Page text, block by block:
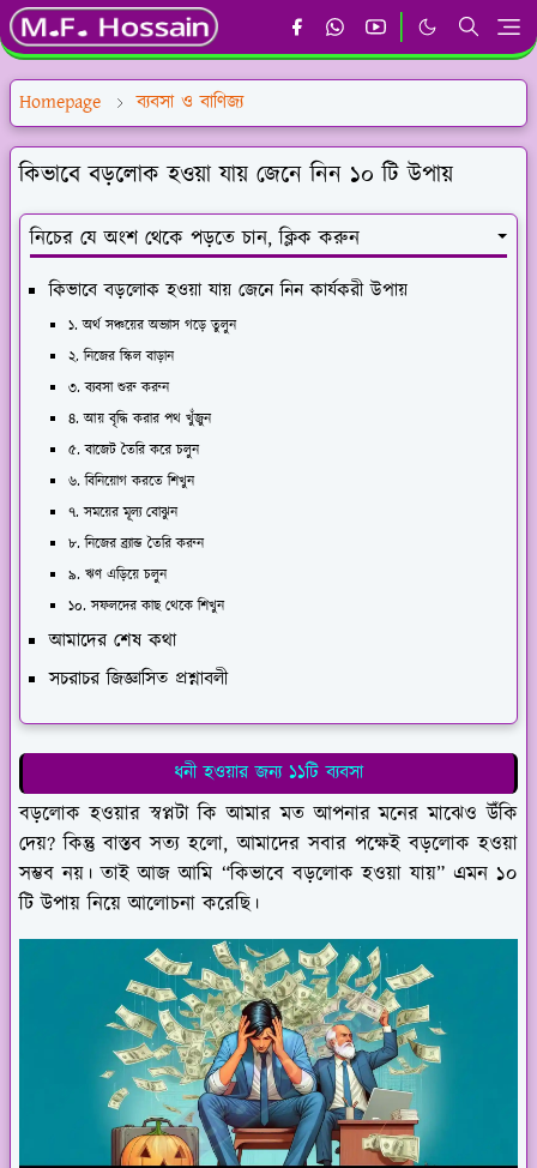
Homepage ব্যবসা ও বাণিজ্য
কিভাবে বড়লোক হওয়া যায় জেনে নিন ১০ টি উপায়
নিচের যে অংশ থেকে পড়তে চান, ক্লিক করুন
কিভাবে বড়লোক হওয়া যায় জেনে নিন কার্যকরী উপায়
১. অর্থ সঞ্চয়ের অভ্যাস গড়ে তুলুন
২. নিজের স্কিল বাড়ান
৩. ব্যবসা শুরু করুন
৪. আয় বৃদ্ধি করার পথ খুঁজুন
৫. বাজেট তৈরি করে চলুন
৬. বিনিয়োগ করতে শিখুন
৭. সময়ের মূল্য বোঝুন
৮. নিজের ব্র্যান্ড তৈরি করুন
৯. ঋণ এড়িয়ে চলুন
১০. সফলদের কাছ থেকে শিখুন
আমাদের শেষ কথা
সচরাচর জিজ্ঞাসিত প্রশ্নাবলী
ধনী হওয়ার জন্য ১১টি ব্যবসা
বড়লোক হওয়ার স্বপ্নটা কি আমার মত আপনার মনের মাঝেও উঁকি
দেয়? কিন্তু বাস্তব সত্য হলো, আমাদের সবার পক্ষেই বড়লোক হওয়া
সম্ভব নয়। তাই আজ আমি “কিভাবে বড়লোক হওয়া যায়” এমন ১০
টি উপায় নিয়ে আলোচনা করেছি।